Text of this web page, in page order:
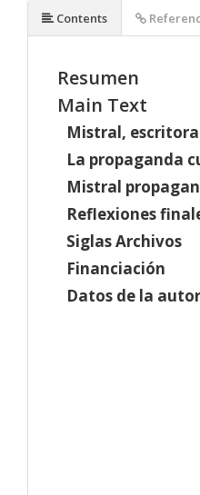
Resumen
Main Text
Mistral,
La propaganda
Mistral
Reflexiones
Siglas Archivos
Financiación
Datos de la
Contents